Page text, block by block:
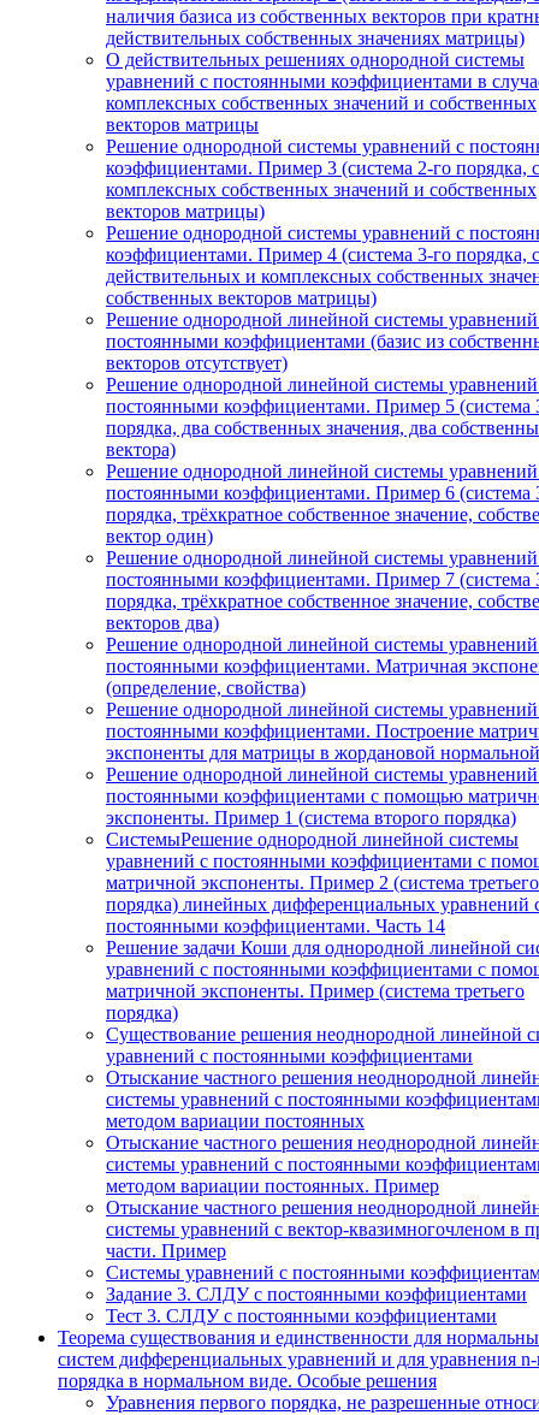
наличия базиса из собственных векторов при
действительных собственных значениях матрицы)
О действительных решениях однородной системы
уравнений с постоянными коэффициентами в
комплексных собственных значений и собственных
векторов матрицы
Решение однородной системы уравнений с
коэффициентами. Пример 3 (система 2-го порядка,
комплексных собственных значений и собственных
векторов матрицы)
Решение однородной системы уравнений с
коэффициентами. Пример 4 (система 3-го порядка,
действительных и комплексных собственных
собственных векторов матрицы)
Решение однородной линейной системы
постоянными коэффициентами (базис из
векторов отсутствует)
Решение однородной линейной системы
постоянными коэффициентами. Пример 5 (система
порядка, два собственных значения, два
вектора)
Решение однородной линейной системы
постоянными коэффициентами. Пример 6 (система
порядка, трёхкратное собственное значение,
вектор один)
Решение однородной линейной системы
постоянными коэффициентами. Пример 7 (система
порядка, трёхкратное собственное значение,
векторов два)
Решение однородной линейной системы
постоянными коэффициентами. Матричная
(определение, свойства)
Решение однородной линейной системы
постоянными коэффициентами. Построение
экспоненты для матрицы в жордановой
Решение однородной линейной системы
постоянными коэффициентами с помощью
экспоненты. Пример 1 (система второго порядка)
СистемыРешение однородной линейной системы
уравнений с постоянными коэффициентами с
матричной экспоненты. Пример 2 (система третьего
порядка) линейных дифференциальных уравнений
постоянными коэффициентами. Часть 14
Решение задачи Коши для однородной линейной
уравнений с постоянными коэффициентами с
матричной экспоненты. Пример (система третьего
порядка)
Существование решения неоднородной линейной
уравнений с постоянными коэффициентами
Отыскание частного решения неоднородной
системы уравнений с постоянными
методом вариации постоянных
Отыскание частного решения неоднородной
системы уравнений с постоянными
методом вариации постоянных. Пример
Отыскание частного решения неоднородной
системы уравнений с вектор-квазимногочленом в
части. Пример
Системы уравнений с постоянными
Задание 3. СЛДУ с постоянными коэффициентами
Тест 3. СЛДУ с постоянными коэффициентами
Теорема существования и единственности для
систем дифференциальных уравнений и для уравнения n-
порядка в нормальном виде. Особые решения
Уравнения первого порядка, не разрешенные